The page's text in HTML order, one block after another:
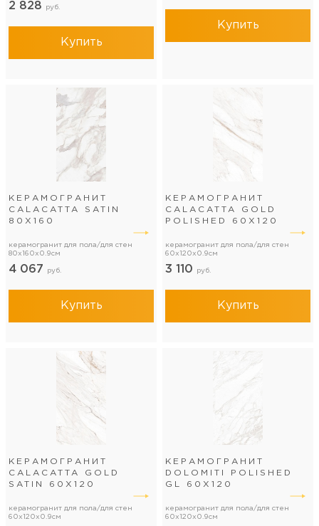
2 828
руб.
Купить
Купить
КЕРАМОГРАНИТ
CALACATTA SATIN
80Х160
керамогранит для пола/для стен
80x160x0.9см
4 067 руб.
Купить
КЕРАМОГРАНИТ
CALACATTA GOLD
POLISHED 60Х120
керамогранит для пола/для стен
60x120x0.9см
3 110 руб.
Купить
КЕРАМОГРАНИТ
CALACATTA GOLD
SATIN 60Х120
керамогранит для пола/для стен
60x120x0.9см
КЕРАМОГРАНИТ
DOLOMITI POLISHED
GL 60Х120
керамогранит для пола/для стен
60x120x0.9см